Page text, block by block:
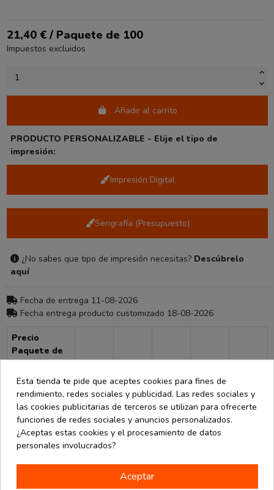
21,40 € / Paquete de 100
Impuestos excluidos
Añadir al carrito
PRODUCTO PERSONALIZABLE - Elije el tipo de
impresión:
Impresión Digital
Serigrafía (Presupuesto)
¿No sabes que tipo de impresión necesitas?Descúbrelo
aquí
Fecha de entrega 11-08-2026
Fecha entrega producto customizado 18-08-2026
Precio
Paquete de
100
10 20 30 50
100
21,40 €
20,47 € 19,62 € 18,40 € 17,34 €
Consultar para más unidades
Esta tienda te pide que aceptes cookies para fines de
rendimiento, redes sociales y publicidad. Las redes sociales y
las cookies publicitarias de terceros se utilizan para ofrecerte
funciones de redes sociales y anuncios personalizados.
¿Aceptas estas cookies y el procesamiento de datos
personales involucrados?
Aceptar